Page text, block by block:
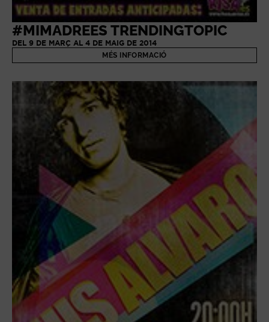
#MIMADREES TRENDINGTOPIC
DEL 9 DE MARÇ AL 4 DE MAIG DE 2014
MÉS INFORMACIÓ